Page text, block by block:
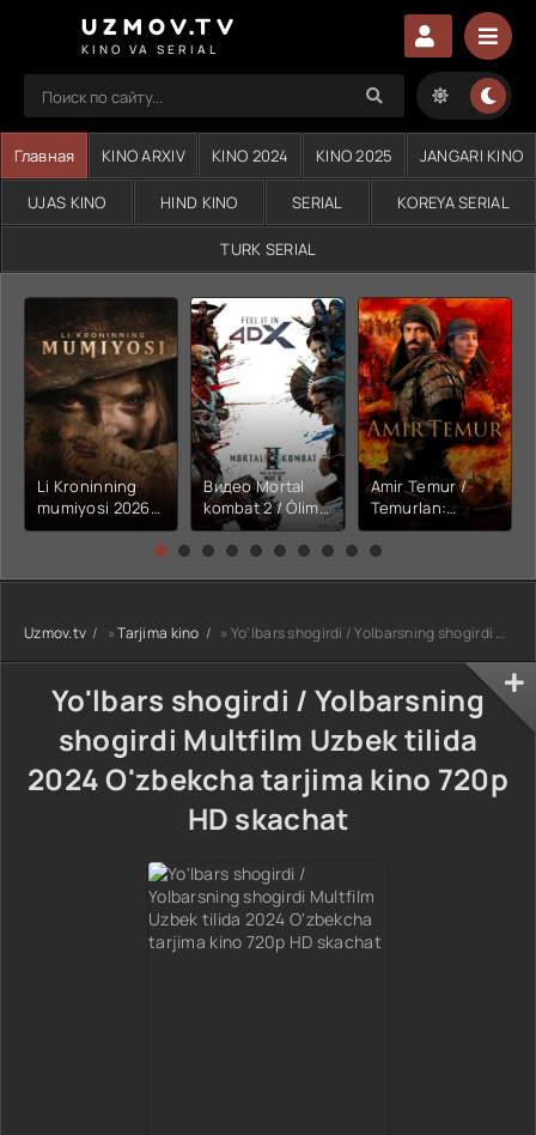
UZMOV.TV
KINO VA SERIAL
Главная KINO ARXIV KINO 2024 KINO 2025 JANGARI KINO
UJAS KINO HIND KINO SERIAL KOREYA SERIAL
TURK SERIAL
Li Kroninning
mumiyosi 2026
(uzbek tilida
kino) tarjima HD
Видео Mortal
kombat 2 / Ólim
jangi 2 (2026)
Uzbek tilida
Amir Temur /
Temurlan:
Fathchining
yuksalishi
tarjima kino Full
HD tas-ix
Uzmov.tv »Tarjima kino » Yo'lbars shogirdi / Yolbarsning shogirdi Multfilm Uzbek tilida 2024 O'zbekcha tarjima kino 720p HD skachat
Yo'lbars shogirdi / Yolbarsning
shogirdi Multfilm Uzbek tilida
2024 O'zbekcha tarjima kino 720p
HD skachat